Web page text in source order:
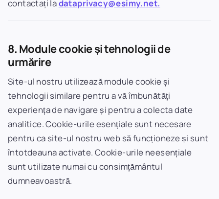
contactați ladataprivacy@esimy.net.
8. Module cookie și tehnologii de
urmărire
Site-ul nostru utilizează module cookie și
tehnologii similare pentru a vă îmbunătăți
experiența de navigare și pentru a colecta date
analitice. Cookie-urile esențiale sunt necesare
pentru ca site-ul nostru web să funcționeze și sunt
întotdeauna activate. Cookie-urile neesențiale
sunt utilizate numai cu consimțământul
dumneavoastră.